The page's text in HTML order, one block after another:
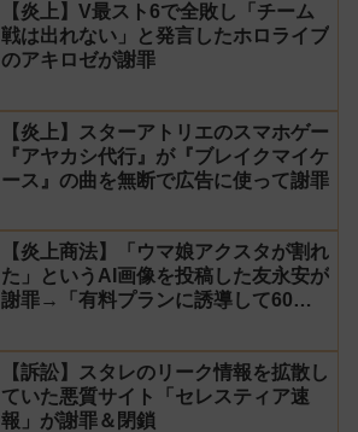
【炎上】V最スト6で全敗し「チーム
戦は出れない」と発言したホロライブ
のアキロゼが謝罪
【炎上】スターアトリエのスマホゲー
『アヤカシ代行』が『ブレイクマイケ
ース』の曲を無断で広告に使って謝罪
【炎上商法】「ウマ娘アクスタが割れ
た」というAI画像を投稿した友永安が
謝罪→「有料プランに誘導して60万
娘エロイラストをリポスト！
【訴訟】スタレのリーク情報を拡散し
ていた悪質サイト「セレスティア速
報」が謝罪＆閉鎖